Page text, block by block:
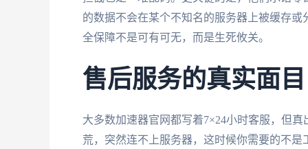
的数据不会在某个不知名的服务器上被缓存
全保障不是可有可无，而是生死攸关。
售后服务的真实面目
大多数加速器官网都写着7×24小时客服，但
荒，突然连不上服务器，这时候你需要的不